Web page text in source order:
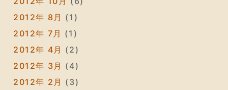
2012年 8月 (1)
2012年 7月 (1)
2012年 4月 (2)
2012年 3月 (4)
2012年 2月 (3)